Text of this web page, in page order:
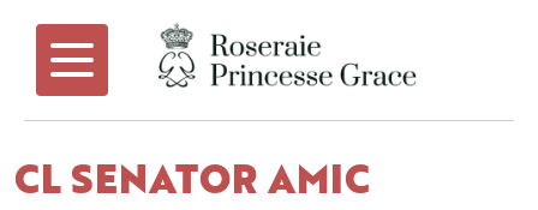
CL SENATOR AMIC